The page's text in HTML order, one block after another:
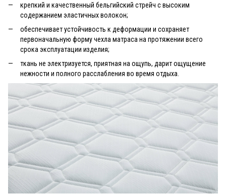
крепкий и качественный бельгийский стрейч с высоким
содержанием эластичных волокон;
обеспечивает устойчивость к деформации и сохраняет
первоначальную форму чехла матраса на протяжении всего
срока эксплуатации изделия;
ткань не электризуется, приятная на ощупь, дарит ощущение
нежности и полного расслабления во время отдыха.